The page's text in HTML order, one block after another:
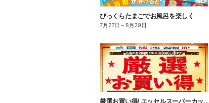
びっくらたまごでお風呂を楽しく
7月27日 ～8月29日
厳選お買い得! エッセルスーパーカップ